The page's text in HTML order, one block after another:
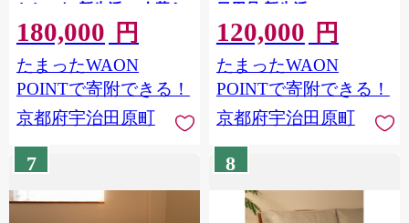
おしゃれ 新生活 一人暮ら
し 56210612
180,000 円
たまったWAON
POINTで寄附できる！
京都府宇治田原町
日用品 新生活 56210611
120,000 円
たまったWAON
POINTで寄附できる！
京都府宇治田原町
7 8